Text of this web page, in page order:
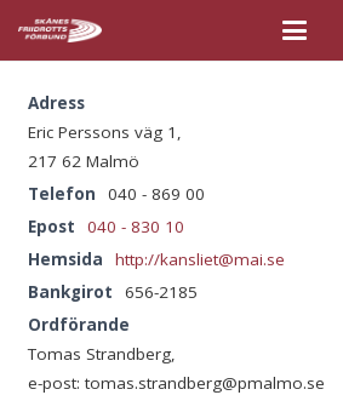
Adress
Eric Perssons väg 1,
217 62 Malmö
Telefon
040 - 869 00
Epost
040 - 830 10
Hemsida
http://kansliet@mai.se
Bankgirot
656-2185
Ordförande
Tomas Strandberg,
e-post: tomas.strandberg@pmalmo.se